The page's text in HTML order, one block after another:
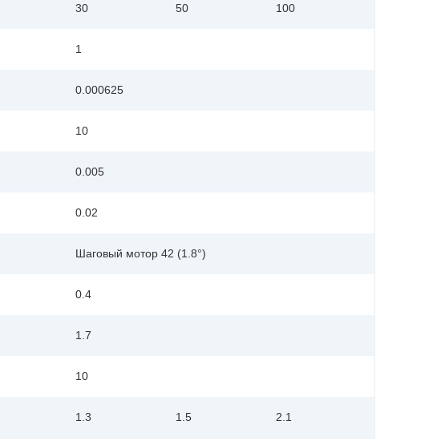
30 50 100
1
0.000625
10
0.005
0.02
Шаговый мотор 42 (1.8°)
0.4
1.7
10
1.3 1.5 2.1